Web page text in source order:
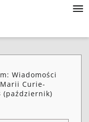
Wiadomości
Curie-
(październik)